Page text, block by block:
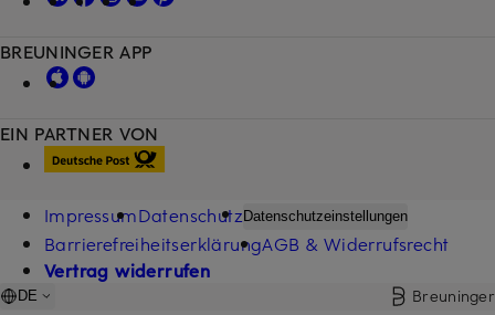
EIN PARTNER VON
BREUNINGER APP
ImpressumDatenschutzDatenschutzeinstellungen
BarrierefreiheitserklärungAGB & Widerrufsrecht
Vertrag widerrufen
DE Breuninger